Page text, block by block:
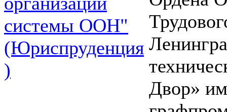
системы ООН"
(Юриспруденция
)
Двор»